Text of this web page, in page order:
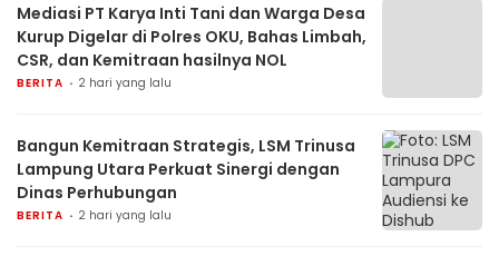
Mediasi PT Karya Inti Tani dan Warga Desa
Kurup Digelar di Polres OKU, Bahas Limbah,
CSR, dan Kemitraan hasilnya NOL
BERITA 2 hari yang lalu
Bangun Kemitraan Strategis, LSM Trinusa
Lampung Utara Perkuat Sinergi dengan
Dinas Perhubungan
BERITA 2 hari yang lalu